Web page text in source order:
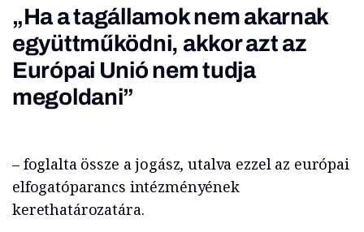
„Ha a tagállamok nem akarnak
együttműködni, akkor azt az
Európai Unió nem tudja
megoldani”
– foglalta össze a jogász, utalva ezzel az európai
elfogatóparancs intézményének
kerethatározatára.